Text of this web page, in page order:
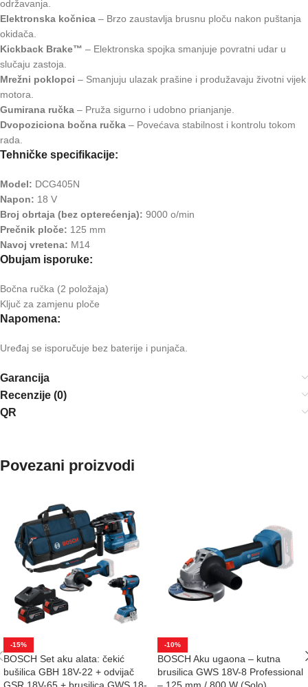
održavanja.
Elektronska kočnica – Brzo zaustavlja brusnu ploču nakon puštanja
okidača.
Kickback Brake™ – Elektronska spojka smanjuje povratni udar u
slučaju zastoja.
Mrežni poklopci – Smanjuju ulazak prašine i produžavaju životni vijek
motora.
Gumirana ručka – Pruža sigurno i udobno prianjanje.
Dvopoziciona bočna ručka – Povećava stabilnost i kontrolu tokom
rada.
Tehničke specifikacije:
Model: DCG405N
Napon: 18 V
Broj obrtaja (bez opterećenja): 9000 o/min
Prečnik ploče: 125 mm
Navoj vretena: M14
Obujam isporuke:
Bočna ručka (2 položaja)
Ključ za zamjenu ploče
Napomena:
Uređaj se isporučuje bez baterije i punjača.
Garancija
Recenzije (0)
QR
Povezani proizvodi
-15%
BOSCH Set aku alata: čekić
bušilica GBH 18V-22 + odvijač
-10%
BOSCH Aku ugaona – kutna
brusilica GWS 18V-8 Professional